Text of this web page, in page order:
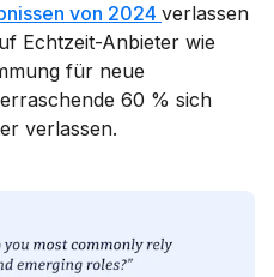
von 2024 verlassen
Echtzeit-Anbieter wie
für neue
60 % sich
verlassen.